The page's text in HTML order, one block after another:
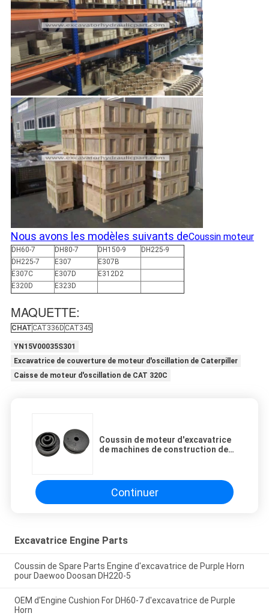
Nous avons les modèles suivants deCoussin moteur
DH60-7 DH80-7 DH150-9
DH225-9
DH225-7
E307
E307B
E307C
E307D
E312D2
E320D
E323D
MAQUETTE:
CHAT CAT336D CAT345
YN15V00035S301
Excavatrice de couverture de moteur d'oscillation de Caterpiller
Caisse de moteur d'oscillation de CAT 320C
Coussin de moteur d'excavatrice
de machines de construction de
4M40
Continuer
Excavatrice Engine Parts
Coussin de Spare Parts Engine d'excavatrice de Purple Horn
pour Daewoo Doosan DH220-5
OEM d'Engine Cushion For DH60-7 d'excavatrice de Purple
Horn